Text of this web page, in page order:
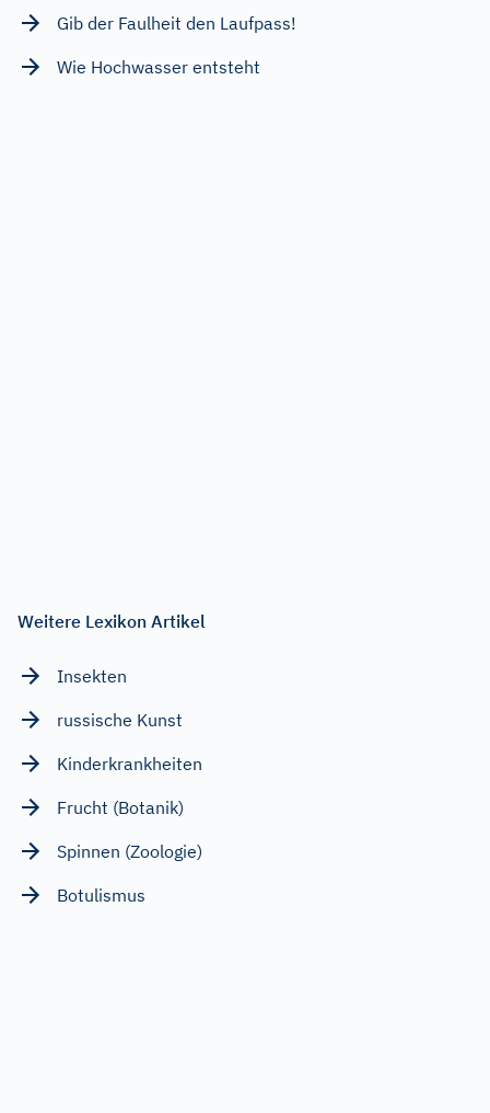
Gib der Faulheit den Laufpass!
Wie Hochwasser entsteht
Weitere Lexikon Artikel
Insekten
russische Kunst
Kinderkrankheiten
Frucht (Botanik)
Spinnen (Zoologie)
Botulismus